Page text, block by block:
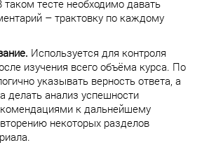
тесте необходимо давать
– трактовку по каждому
Используется для контроля
изучения всего объёма курса. По
указывать верность ответа, а
делать анализ успешности
к дальнейшему
некоторых разделов